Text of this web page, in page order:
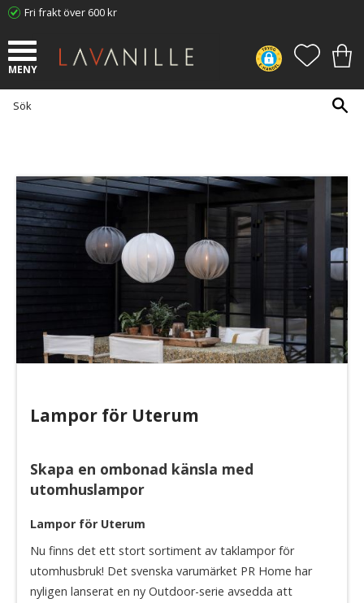
Fri frakt över 600 kr
Lampor för Uterum
Skapa en ombonad känsla med
utomhuslampor
Lampor för Uterum
Nu finns det ett stort sortiment av taklampor för
utomhusbruk! Det svenska varumärket PR Home har
nyligen lanserat en ny Outdoor-serie avsedda att